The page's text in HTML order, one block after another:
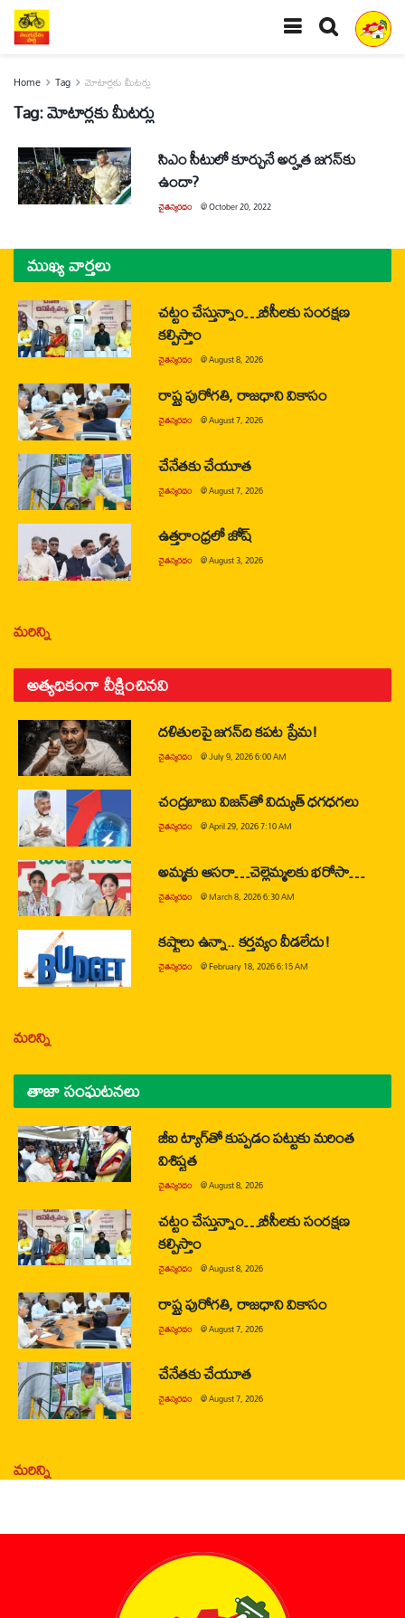
Home Tag మోటార్లకు మీటర్లు
Tag:మోటార్లకు మీటర్లు
సిఎం సీటులో కూర్చునే అర్హత జగన్‌కు
ఉందా?
చైతన్యరధం @October 20, 2022
ముఖ్య వార్తలు
చట్టం చేస్తున్నాం…బీసీలకు సంరక్షణ
కల్పిస్తాం
చైతన్యరధం @August 8, 2026
రాష్ట్ర పురోగతి, రాజధాని వికాసం
చైతన్యరధం @August 7, 2026
చేనేతకు చేయూత
చైతన్యరధం @August 7, 2026
ఉత్తరాంధ్రలో జోష్
చైతన్యరధం @August 3, 2026
మరిన్ని
అత్యధికంగా వీక్షించినవి
దళితులపై జగన్‌ది కపట ప్రేమ!
చైతన్యరధం @July 9, 2026 6:00 AM
చంద్రబాబు విజన్‌తో విద్యుత్ ధగధగలు
చైతన్యరధం @April 29, 2026 7:10 AM
అమ్మకు ఆసరా…చెల్లెమ్మలకు భరోసా…
చైతన్యరధం @March 8, 2026 6:30 AM
కష్టాలు ఉన్నా.. కర్తవ్యం వీడలేదు!
చైతన్యరధం @February 18, 2026 6:15 AM
మరిన్ని
తాజా సంఘటనలు
జీఐ ట్యాగ్‌తో కుప్పడం పట్టుకు మరింత
విశిష్టత
చైతన్యరధం @August 8, 2026
చట్టం చేస్తున్నాం…బీసీలకు సంరక్షణ
కల్పిస్తాం
చైతన్యరధం @August 8, 2026
రాష్ట్ర పురోగతి, రాజధాని వికాసం
చైతన్యరధం @August 7, 2026
చేనేతకు చేయూత
చైతన్యరధం @August 7, 2026
మరిన్ని